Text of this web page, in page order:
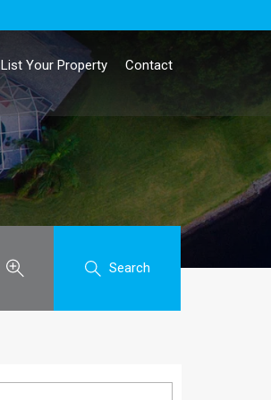
List Your Property Contact
Search